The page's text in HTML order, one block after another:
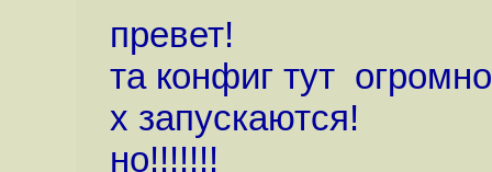
превет!
та конфиг тут
х запускаются!
но!!!!!!!